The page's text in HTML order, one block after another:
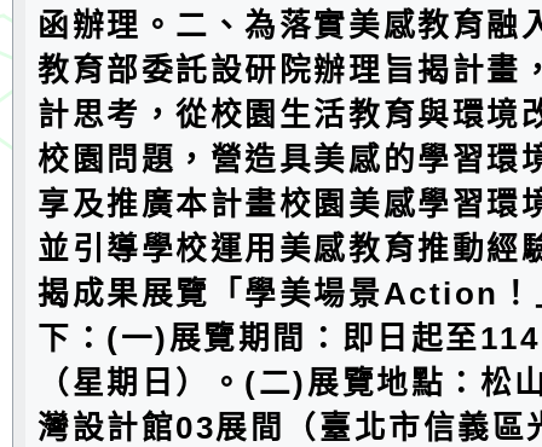
函辦理。二、為落實美感教育融
教育部委託設研院辦理旨揭計畫
計思考，從校園生活教育與環境
校園問題，營造具美感的學習環
享及推廣本計畫校園美感學習環
並引導學校運用美感教育推動經
揭成果展覽「學美場景Action！
下：(一)展覽期間：即日起至
（星期日）。(二)展覽地點：松
灣設計館03展間（臺北市信義區